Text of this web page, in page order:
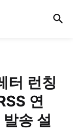
터 런칭
연
송 설